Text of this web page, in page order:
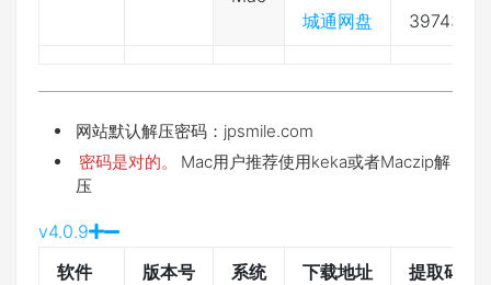
城通网盘
397432
网站默认解压密码：jpsmile.com
密码是对的。
Mac用户推荐使用keka或者Maczip解
压
v4.0.9
软件
版本号 系统 下载地址 提取码